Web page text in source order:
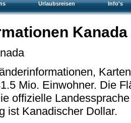
Urlaubsreisen Info's
Kanada
Mio. Einwohner. Die
offizielle
ist Kanadischer Dollar.